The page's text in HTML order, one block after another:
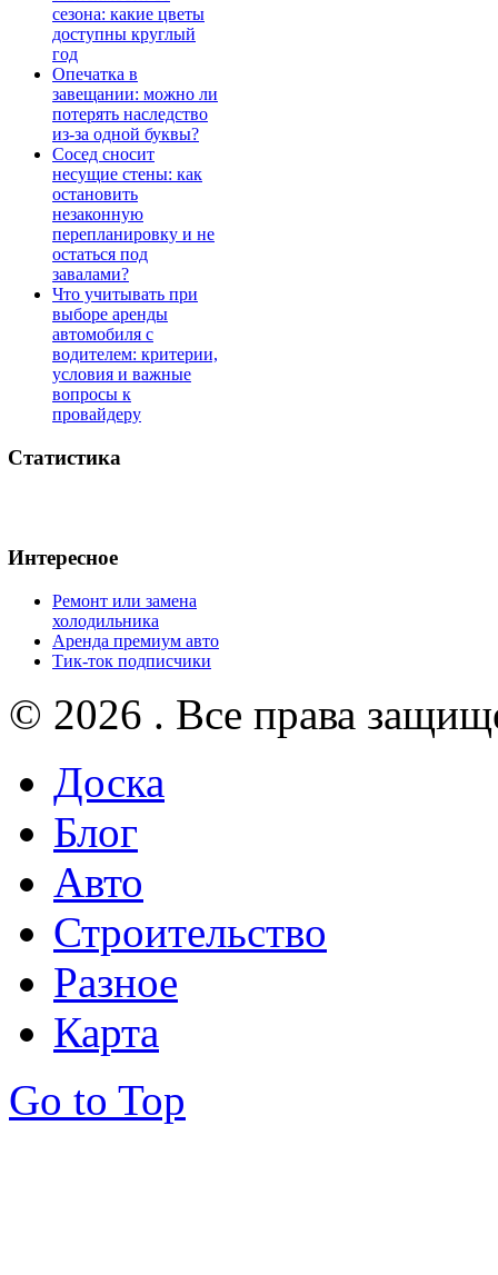
сезона: какие цветы
доступны круглый
год
Опечатка в
завещании: можно ли
потерять наследство
из-за одной буквы?
Сосед сносит
несущие стены: как
остановить
незаконную
перепланировку и не
остаться под
завалами?
Что учитывать при
выборе аренды
автомобиля с
водителем: критерии,
условия и важные
вопросы к
провайдеру
Статистика
Интересное
Ремонт или замена
холодильника
Аренда премиум авто
Тик-ток подписчики
© 2026 . Все права
Доска
Блог
Авто
Строительство
Разное
Карта
Go to Top